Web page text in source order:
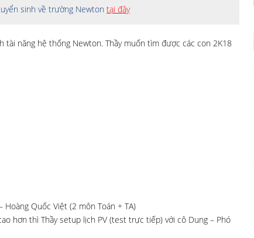
sinh về trường Newton tại đây
tài năng hệ thống Newton. Thầy muốn tìm được các con 2K18
Quốc Việt (2 môn Toán + TA)
hơn thì Thầy setup lịch PV (test trực tiếp) với cô Dung – Phó